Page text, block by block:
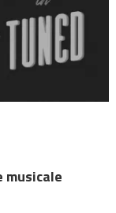
musicale